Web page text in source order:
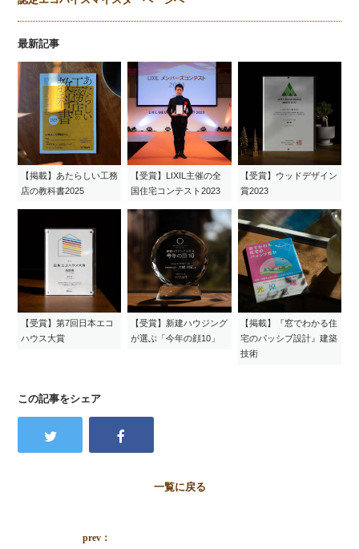
最新記事
【掲載】あたらしい工務
店の教科書2025
【受賞】LIXIL主催の全
国住宅コンテスト2023
【受賞】ウッドデザイン
賞2023
【受賞】第7回日本エコ
ハウス大賞
【受賞】新建ハウジング
が選ぶ「今年の顔10」
【掲載】『窓でわかる住
宅のパッシブ設計』建築
技術
この記事をシェア
一覧に戻る
prev：